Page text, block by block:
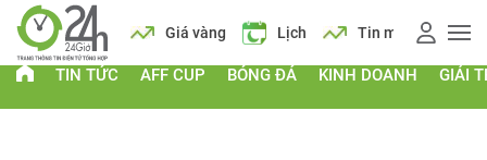
AFF Cup Giá vàng Lịch Tin mới
TIN TỨC AFF CUP BÓNG ĐÁ KINH DOANH GIẢI